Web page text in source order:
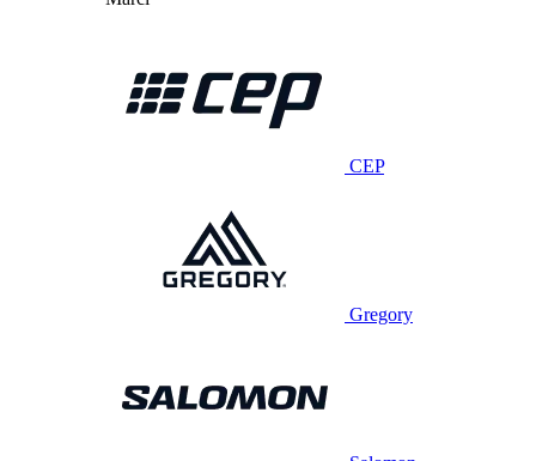
CEP
Gregory